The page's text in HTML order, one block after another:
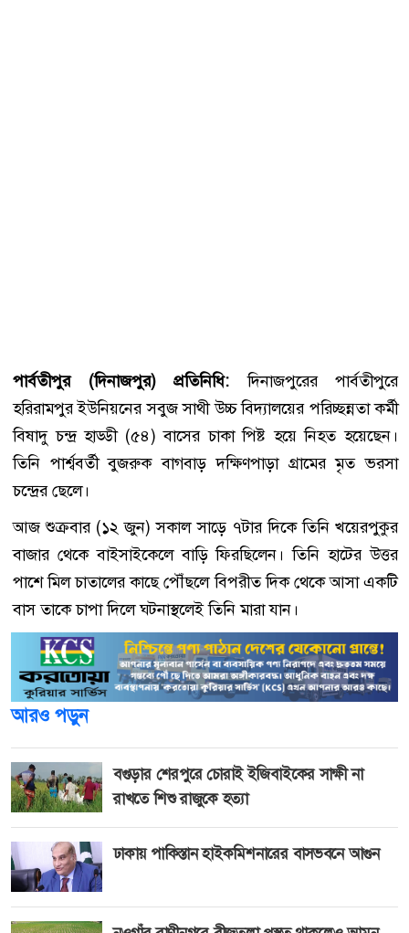
পার্বতীপুর (দিনাজপুর) প্রতিনিধি:দিনাজপুরের পার্বতীপুরে
হরিরামপুর ইউনিয়নের সবুজ সাথী উচ্চ বিদ্যালয়ের পরিচ্ছন্নতা কর্মী
বিষাদু চন্দ্র হাড্ডী (৫৪) বাসের চাকা পিষ্ট হয়ে নিহত হয়েছেন।
তিনি পার্শ্ববর্তী বুজরুক বাগবাড় দক্ষিণপাড়া গ্রামের মৃত ভরসা
চন্দ্রের ছেলে।
আজ শুক্রবার (১২ জুন) সকাল সাড়ে ৭টার দিকে তিনি খয়েরপুকুর
বাজার থেকে বাইসাইকেলে বাড়ি ফিরছিলেন। তিনি হাটের উত্তর
পাশে মিল চাতালের কাছে পৌঁছলে বিপরীত দিক থেকে আসা একটি
বাস তাকে চাপা দিলে ঘটনাস্থলেই তিনি মারা যান।
আরও পড়ুন
বগুড়ার শেরপুরে চোরাই ইজিবাইকের সাক্ষী না
রাখতে শিশু রাজুকে হত্যা
ঢাকায় পাকিস্তান হাইকমিশনারের বাসভবনে আগুন